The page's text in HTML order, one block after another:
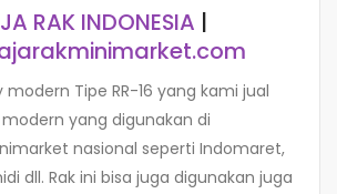
RAK INDONESIA |
modern Tipe RR-16 yang kami jual
yang digunakan di
nasional seperti Indomaret,
dll. Rak ini bisa juga digunakan juga